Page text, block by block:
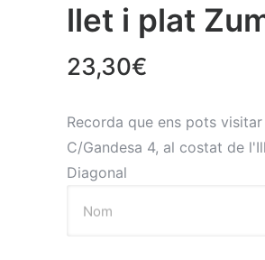
llet i plat
23,30€
Recorda que ens pots visitar
C/Gandesa 4, al costat de
Diagonal
Nom